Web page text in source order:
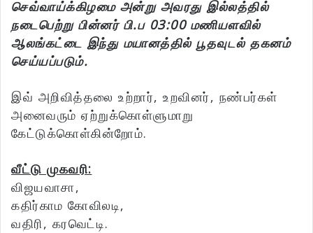
செவ்வாய்க்கிழமை அன்று அவரது இல்லத்தில்
நடைபெற்று பின்னர் பி.ப 03:00 மணியளவில்
ஆலங்கட்டை இந்து மயானத்தில் பூதவுடல் தகனம்
செய்யப்படும்.
இவ் அறிவித்தலை உற்றார், உறவினர், நண்பர்கள்
அனைவரும் ஏற்றுக்கொள்ளுமாறு
கேட்டுக்கொள்கின்றோம்.
வீட்டு முகவரி:
விஜயவாசா,
கதிர்காம கோவிலடி,
வதிரி, கரவெட்டி.